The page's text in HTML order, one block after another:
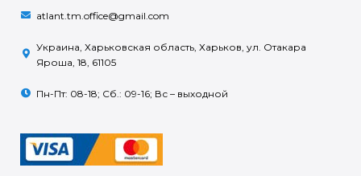
atlant.tm.office@gmail.com
Украина, Харьковская область, Харьков, ул. Отакара
Яроша, 18, 61105
Пн-Пт: 08-18; Сб.: 09-16; Вс – выходной